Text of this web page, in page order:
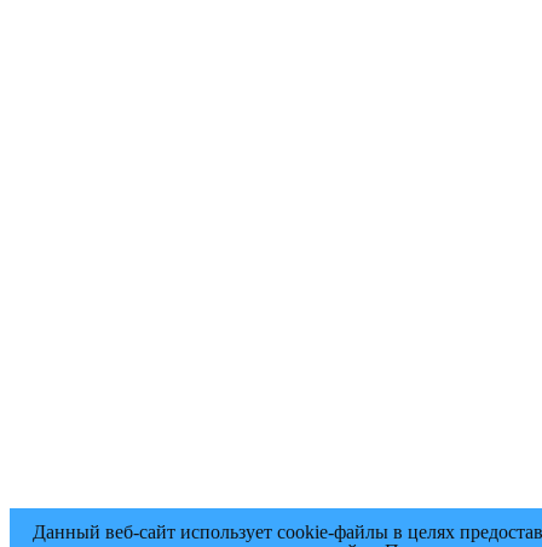
Данный веб-сайт использует cookie-файлы в целях